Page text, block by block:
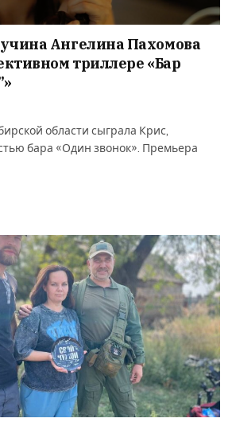
Ангелина Пахомова
триллере «Бар
области сыграла Крис,
бара «Один звонок». Премьера